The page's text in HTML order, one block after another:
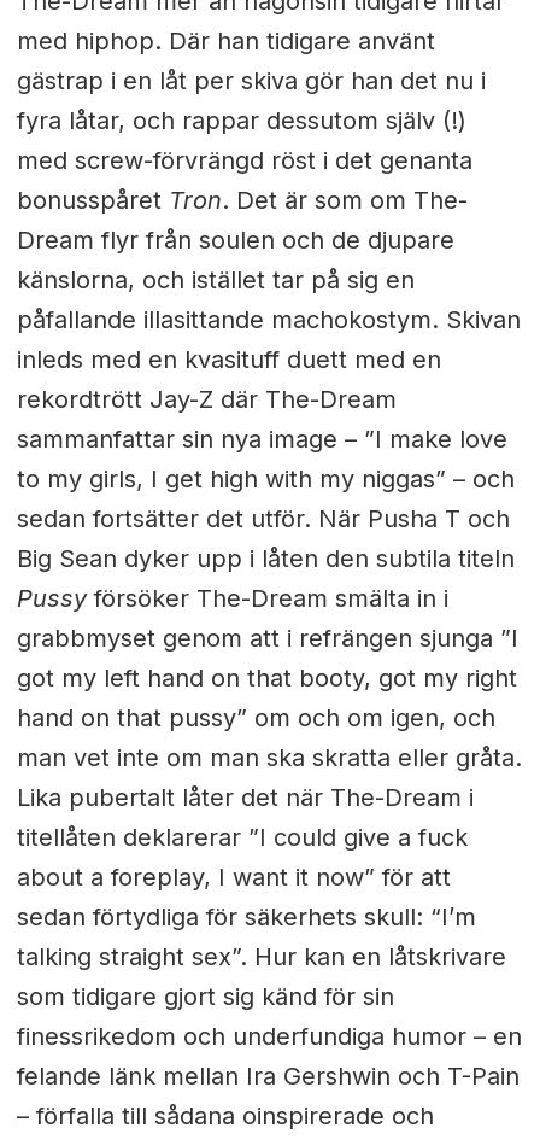
med hiphop. Där han tidigare använt
gästrap i en låt per skiva gör han det nu i
fyra låtar, och rappar dessutom själv (!)
med screw-förvrängd röst i det genanta
bonusspåret Tron. Det är som om The-
Dream flyr från soulen och de djupare
känslorna, och istället tar på sig en
påfallande illasittande machokostym. Skivan
inleds med en kvasituff duett med en
rekordtrött Jay-Z där The-Dream
sammanfattar sin nya image – ”I make love
to my girls, I get high with my niggas” – och
sedan fortsätter det utför. När Pusha T och
Big Sean dyker upp i låten den subtila titeln
Pussyförsöker The-Dream smälta in i
grabbmyset genom att i refrängen sjunga ”I
got my left hand on that booty, got my right
hand on that pussy” om och om igen, och
man vet inte om man ska skratta eller gråta.
Lika pubertalt låter det när The-Dream i
titellåten deklarerar ”I could give a fuck
about a foreplay, I want it now” för att
sedan förtydliga för säkerhets skull: “I’m
talking straight sex”. Hur kan en låtskrivare
som tidigare gjort sig känd för sin
finessrikedom och underfundiga humor – en
felande länk mellan Ira Gershwin och T-Pain
– förfalla till sådana oinspirerade och